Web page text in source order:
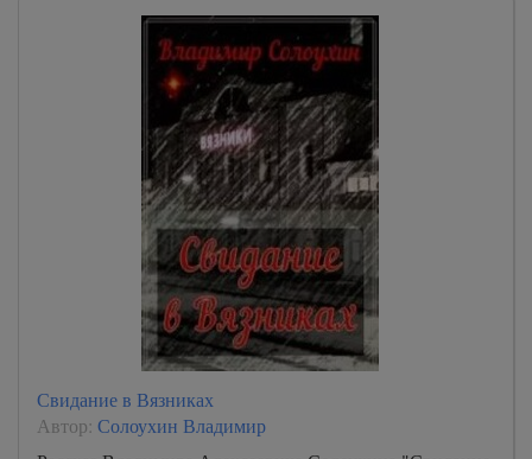
Свидание в Вязниках
Автор: Солоухин Владимир